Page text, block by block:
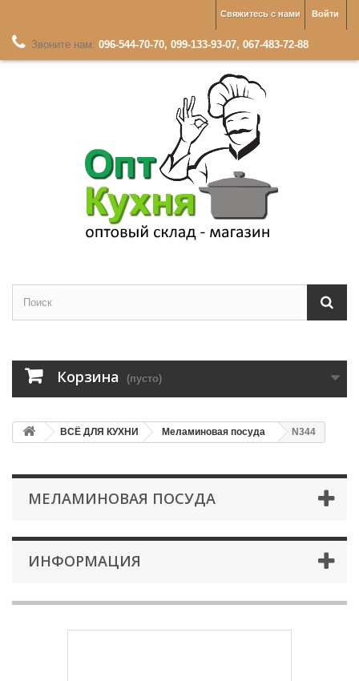
Войти
Свяжитесь с нами
Звоните нам: 096-544-70-70, 099-133-93-07, 067-483-72-88
Корзина (пусто)
ВСЁ ДЛЯ КУХНИ Меламиновая посуда N344
МЕЛАМИНОВАЯ ПОСУДА
ИНФОРМАЦИЯ